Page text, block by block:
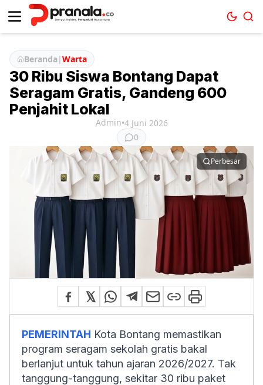
Beranda|Warta
30 Ribu Siswa Bontang Dapat
Seragam Gratis, Gandeng 600
Penjahit Lokal
Admin•4 Juni 2026
0
Perbesar
PEMERINTAH Kota Bontang memastikan
program seragam sekolah gratis bakal
berlanjut untuk tahun ajaran 2026/2027. Tak
tanggung-tanggung, sekitar 30 ribu paket